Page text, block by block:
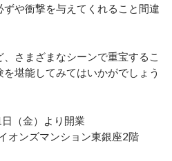
や衝撃を与えてくれること間違
さまざまなシーンで重宝するこ
堪能してみてはいかがでしょう
（金）より開業
オンズマンション東銀座2階